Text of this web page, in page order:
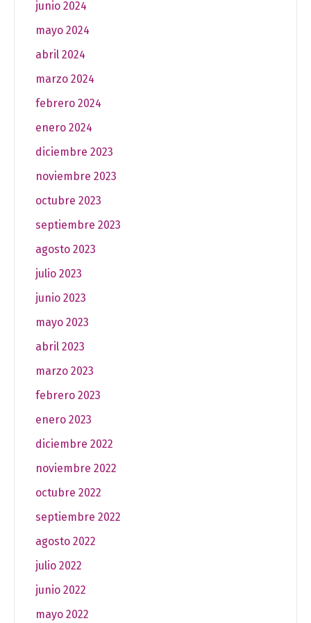
junio 2024
mayo 2024
abril 2024
marzo 2024
febrero 2024
enero 2024
diciembre 2023
noviembre 2023
octubre 2023
septiembre 2023
agosto 2023
julio 2023
junio 2023
mayo 2023
abril 2023
marzo 2023
febrero 2023
enero 2023
diciembre 2022
noviembre 2022
octubre 2022
septiembre 2022
agosto 2022
julio 2022
junio 2022
mayo 2022